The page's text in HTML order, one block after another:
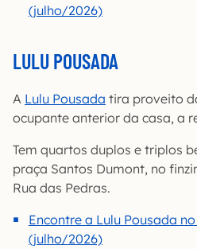
(julho/2026)
LULU POUSADA
A Lulu Pousada tira proveito
ocupante anterior da casa, a
Tem quartos duplos e triplos
praça Santos Dumont, no
Rua das Pedras.
Encontre a Lulu Pousada
(julho/2026)